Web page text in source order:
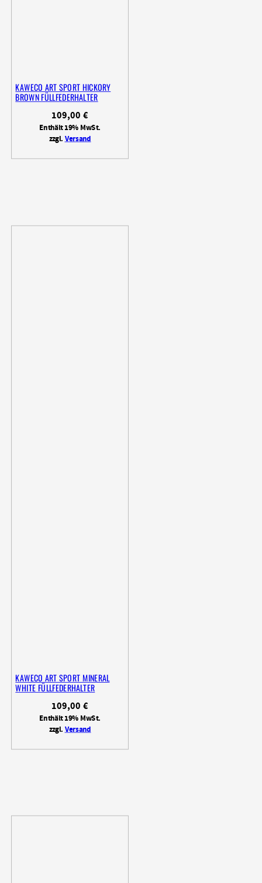
KAWECO ART SPORT HICKORY
BROWN FÜLLFEDERHALTER
109,00 €
Enthält 19% MwSt.
zzgl.Versand
KAWECO ART SPORT MINERAL
WHITE FÜLLFEDERHALTER
109,00 €
Enthält 19% MwSt.
zzgl.Versand